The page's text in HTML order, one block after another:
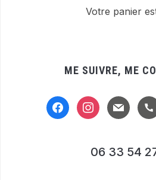
Votre panier
ME SUIVRE, ME
facebookinstagram
mail
06 33 54